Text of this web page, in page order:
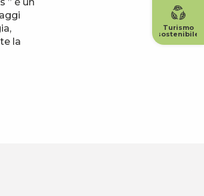
Turismo
sostenibile
la